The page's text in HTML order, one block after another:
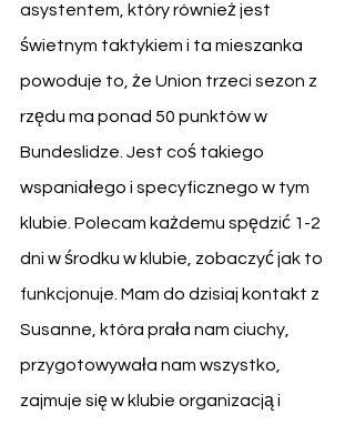
asystentem, który również jest
świetnym taktykiem i ta mieszanka
powoduje to, że Union trzeci sezon z
rzędu ma ponad 50 punktów w
Bundeslidze. Jest coś takiego
wspaniałego i specyficznego w tym
klubie. Polecam każdemu spędzić 1-2
dni w środku w klubie, zobaczyć jak to
funkcjonuje. Mam do dzisiaj kontakt z
Susanne, która prała nam ciuchy,
przygotowywała nam wszystko,
zajmuje się w klubie organizacją i